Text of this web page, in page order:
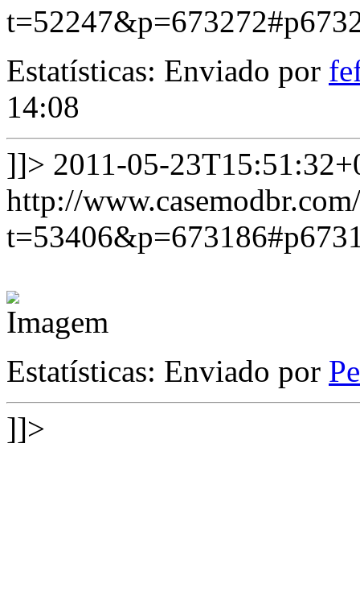
Estatísticas: Enviado por
14:08
]]> 2011-05-
http://
Estatísticas: Enviado por
]]>